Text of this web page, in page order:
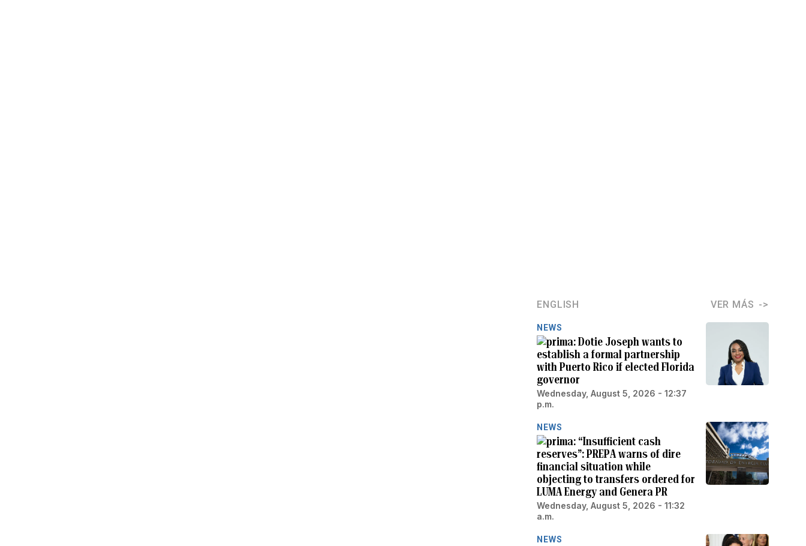
ENGLISH VER MÁS
NEWS
Dotie Joseph wants to
establish a formal partnership
with Puerto Rico if elected Florida
governor
Wednesday, August 5, 2026 - 12:37
p.m.
NEWS
“Insufficient cash
reserves”: PREPA warns of dire
financial situation while
objecting to transfers ordered for
LUMA Energy and Genera PR
Wednesday, August 5, 2026 - 11:32
a.m.
NEWS